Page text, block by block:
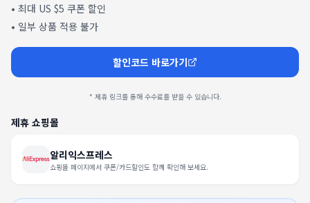
• 최대 US $5 쿠폰 할인
• 일부 상품 적용 불가
할인코드 바로가기
* 제휴 링크를 통해 수수료를 받을 수 있습니다.
제휴 쇼핑몰
알리익스프레스
쇼핑몰 페이지에서 쿠폰/카드할인도 함께 확인해 보세요.